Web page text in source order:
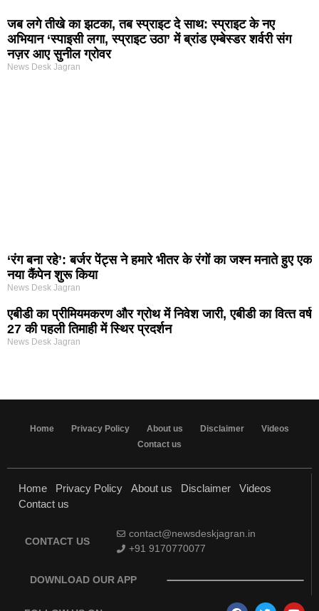
जब लगे तीखे का झटका, तब स्प्राइट दे साथ: स्प्राइट के नए
अभियान ‘स्पाइसी लगा, स्प्राइट उठा’ में ब्रांड एम्बेस्डर शर्वरी संग
नज़र आए सुनील ग्रोवर
News Desk Jagran
‘रंग बना रहे’: बर्जर पेंट्स ने हमारे भीतर के रंगों का जश्न मनाते हुए एक
नया कैंपेन शुरू किया
News Desk Jagran
एबीडी का प्रीमियमकरण और ग्रोथ में निवेश जारी, एबीडी का वित्‍त वर्ष
27 की पहली तिमाही में स्थिर प्रदर्शन
News Desk Jagran
Home Privacy Policy About us Disclaimer
Videos
Contact us
Home Privacy Policy About us Disclaimer
Videos
Contact us
CONTACT US
contact@newsdeskjagran.in
+91 9170770077
DOWNLOAD OUR APP